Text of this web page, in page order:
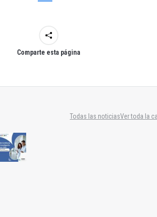
Comparte esta página
Todas las noticiasVer toda la